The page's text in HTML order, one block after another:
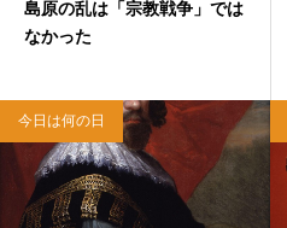
島原の乱は「宗教戦争」では
なかった
今日は何の日